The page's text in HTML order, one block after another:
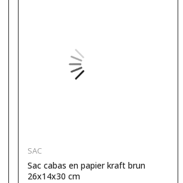
SAC
Sac cabas en papier kraft brun
26x14x30 cm